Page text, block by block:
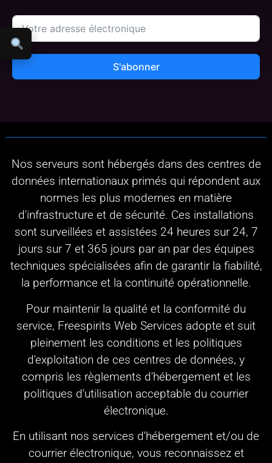
S'abonner
Nos serveurs sont hébergés dans des centres de
données internationaux primés qui répondent aux
normes les plus modernes en matière
d'infrastructure et de sécurité. Ces installations
sont surveillées et assistées 24 heures sur 24, 7
jours sur 7 et 365 jours par an par des équipes
techniques spécialisées afin de garantir la fiabilité,
la performance et la continuité opérationnelle.
Pour maintenir la qualité et la conformité du
service, Freespirits Web Services adopte et suit
pleinement les conditions et les politiques
d'exploitation de ces centres de données, y
compris les règlements d'hébergement et les
politiques d'utilisation acceptable du courrier
électronique.
En utilisant nos services d'hébergement et/ou de
courrier électronique, vous reconnaissez et